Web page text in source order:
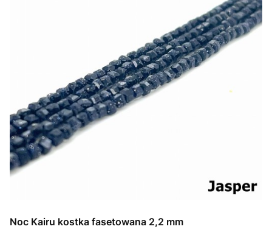
Noc Kairu kostka fasetowana 2,2 mm